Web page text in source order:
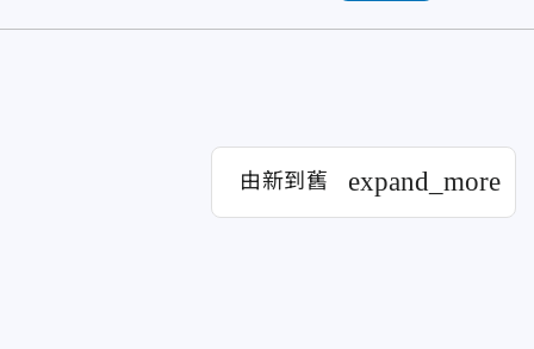
由新到舊 expand_more